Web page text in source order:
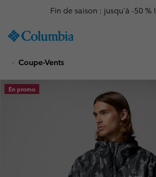
TO
SKIP
MAIN
NAV
Fin de saison : jusqu'à -50 % !
Coupe-Vents
En promo